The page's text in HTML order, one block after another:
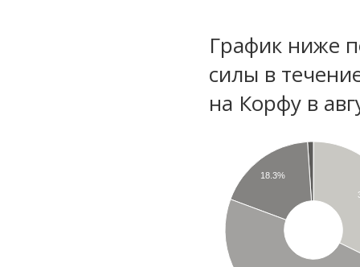
График ниже
силы в
на Корфу в
18.3%